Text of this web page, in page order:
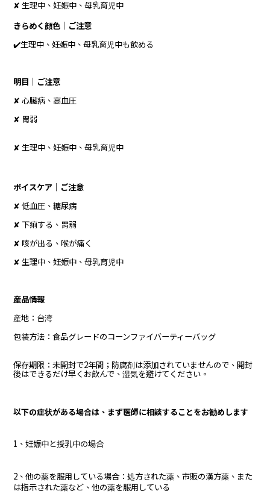
✘ 生理中、妊娠中、母乳育児中
きらめく顔色｜ご注意
✔️生理中、妊娠中、母乳育児中も飲める
明目｜ご注意
✘ 心臟病、高血圧
✘ 胃弱
✘ 生理中、妊娠中、母乳育児中
ボイスケア｜ご注意
✘ 低血圧、糖尿病
✘ 下痢する、胃弱
✘ 咳が出る、喉が痛く
✘ 生理中、妊娠中、母乳育児中
産品情報
産地：台湾
包装方法：食品グレードのコーンファイバーティーバッグ
保存期限：未開封で2年間；防腐剤は添加されていませんので、開封
後はできるだけ早くお飲んで、湿気を避けてください。
以下の症状がある場合は、まず医師に相談することをお勧めします
1、妊娠中と授乳中の場合
2、他の薬を服用している場合：処方された薬、市販の漢方薬、また
は指示された薬など、他の薬を服用している